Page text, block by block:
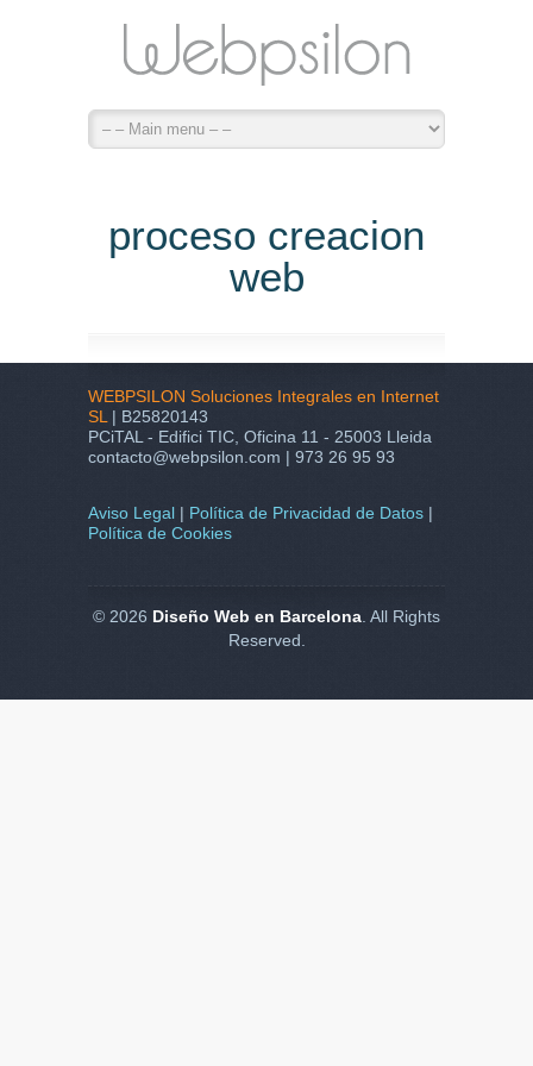
proceso creacion
web
WEBPSILON Soluciones Integrales en Internet
SL | B25820143
PCiTAL - Edifici TIC, Oficina 11 - 25003 Lleida
contacto@webpsilon.com | 973 26 95 93
Aviso Legal | Política de Privacidad de Datos |
Política de Cookies
© 2026 Diseño Web en Barcelona . All Rights
Reserved.